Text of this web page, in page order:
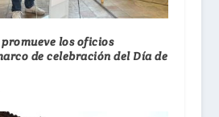
los oficios
de celebración del Día de